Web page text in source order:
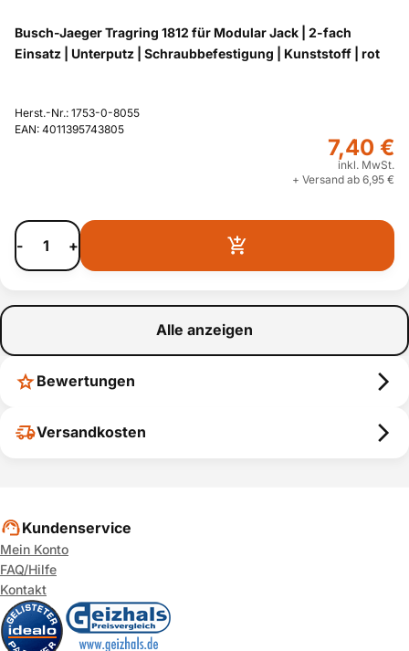
Busch-Jaeger Tragring 1812 für Modular Jack | 2-fach
Einsatz | Unterputz | Schraubbefestigung | Kunststoff | rot
Herst.-Nr.: 1753-0-8055
EAN: 4011395743805
7,40 €
inkl. MwSt.
+ Versand ab 6,95 €
- +
Alle anzeigen
Bewertungen
Versandkosten
Kundenservice
Mein Konto
FAQ/Hilfe
Kontakt